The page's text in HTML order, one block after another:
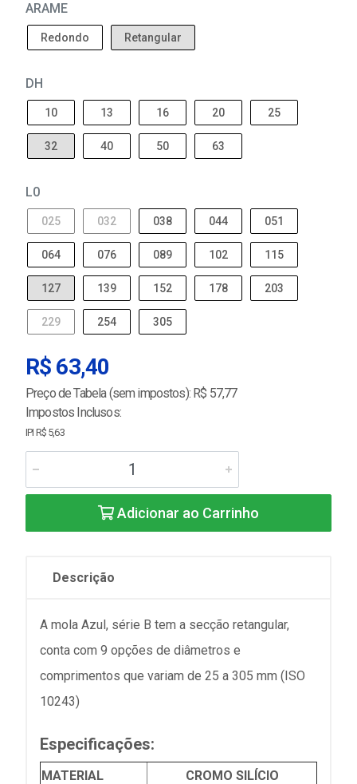
ARAME
Redondo Retangular
DH
10 13 16 20 25
32 40 50 63
L0
025 032 038 044 051
064 076 089 102 115
127 139 152 178 203
229 254 305
R$ 63,40
Preço de Tabela (sem impostos): R$ 57,77
Impostos Inclusos:
IPI R$ 5,63
Adicionar ao Carrinho
Descrição
A mola Azul, série B tem a secção retangular,
conta com 9 opções de diâmetros e
comprimentos que variam de 25 a 305 mm (ISO
10243)
Especificações:
MATERIAL CROMO SILÍCIO